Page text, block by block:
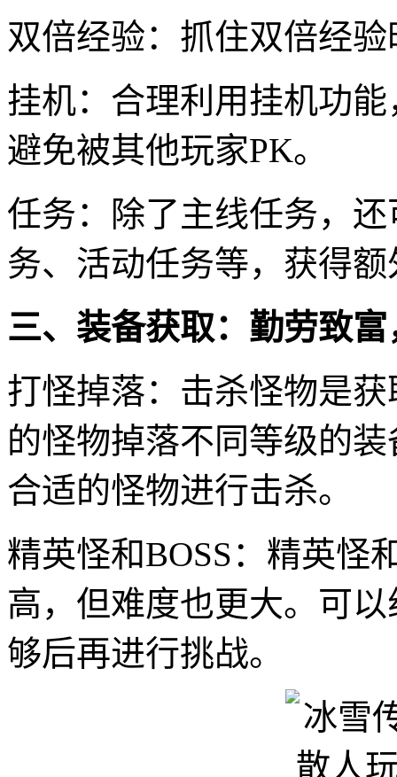
双倍经验：抓住双倍经
挂机：合理利用挂机功
避免被其他玩家PK。
任务：除了主线任务，
务、活动任务等，获得
三、装备获取：勤劳致
打怪掉落：击杀怪物是
的怪物掉落不同等级的
合适的怪物进行击杀。
精英怪和BOSS：精英怪
高，但难度也更大。可
够后再进行挑战。